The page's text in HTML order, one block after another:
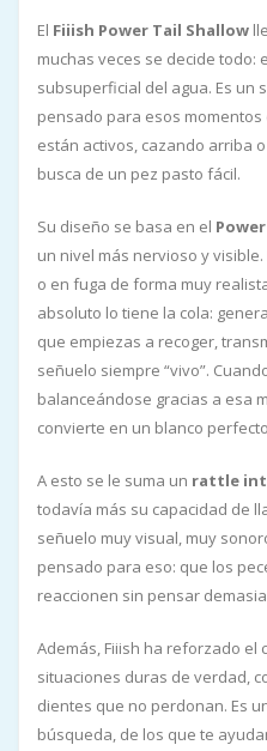
El Fiiish Power Tail Shallow
muchas veces se decide todo:
subsuperficial del agua. Es un
pensado para esos
están activos, cazando arriba
busca de un pez pasto fácil.
Su diseño se basa en el
un nivel más nervioso y
o en fuga de forma muy
absoluto lo tiene la cola:
que empiezas a recoger,
señuelo siempre “vivo”.
balanceándose gracias a esa
convierte en un blanco
A esto se le suma un rattle
todavía más su capacidad de
señuelo muy visual, muy
pensado para eso: que los
reaccionen sin pensar
Además, Fiiish ha reforzado el
situaciones duras de verdad,
dientes que no perdonan. Es
búsqueda, de los que te